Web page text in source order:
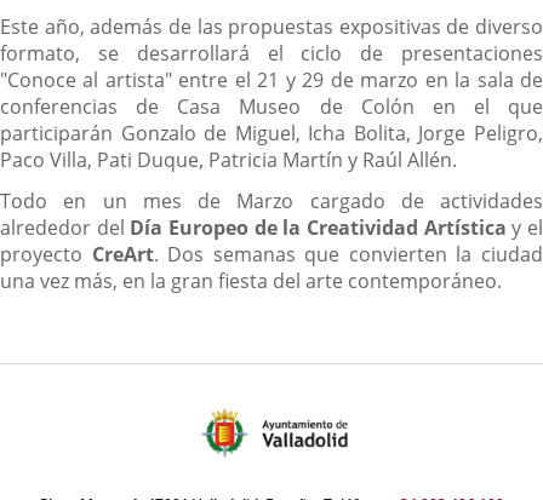
Este año, además de las propuestas expositivas de diverso
formato, se desarrollará el ciclo de presentaciones
"Conoce al artista" entre el 21 y 29 de marzo en la sala de
conferencias de Casa Museo de Colón en el que
participarán Gonzalo de Miguel, Icha Bolita, Jorge Peligro,
Paco Villa, Pati Duque, Patricia Martín y Raúl Allén.
Todo en un mes de Marzo cargado de actividades
alrededor del Día Europeo de la Creatividad Artística y el
proyecto CreArt. Dos semanas que convierten la ciudad
una vez más, en la gran fiesta del arte contemporáneo.